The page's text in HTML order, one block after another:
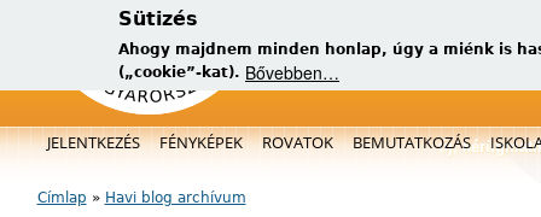
Sütizés
Ahogy majdnem minden honlap, úgy a miénk is
(„cookie”-kat). Bővebben…
új,
Főmenü
JELENTKEZÉS FÉNYKÉPEK ROVATOK BEMUTATKOZÁS
Jelenlegi hely
Címlap » Havi blog archívum